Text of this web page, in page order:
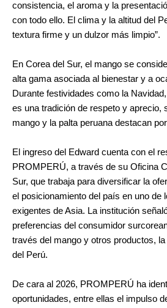
consistencia, el aroma y la
con todo ello. El clima y la altitud del
textura firme y un dulzor más limpio”.
En Corea del Sur, el mango se
alta gama asociada al bienestar y a
Durante festividades como la
es una tradición de respeto y aprecio,
mango y la palta peruana destacan
El ingreso del Edward cuenta con el
PROMPERÚ, a través de su Oficina
Sur, que trabaja para diversificar la
el posicionamiento del país en uno de
exigentes de Asia. La institución
preferencias del consumidor
través del mango y otros productos,
del Perú.
De cara al 2026, PROMPERÚ ha
oportunidades, entre ellas el impulso